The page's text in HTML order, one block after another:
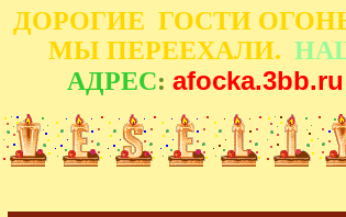
ДОРОГИЕ ГОСТИ
МЫ ПЕРЕЕХАЛИ.
АДРЕС: afocka.3bb.ru